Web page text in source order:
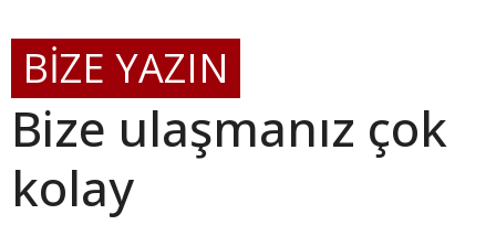
BİZE YAZIN
Bize ulaşmanız çok
kolay